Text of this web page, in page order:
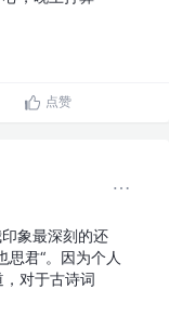
点赞
象最深刻的还
思君“。因为个人
对于古诗词